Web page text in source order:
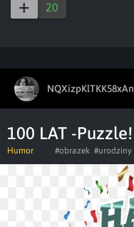
20
NQXizpKlTKK58xAn
100 LAT -Puzzle!
Humor #obrazek #urodziny